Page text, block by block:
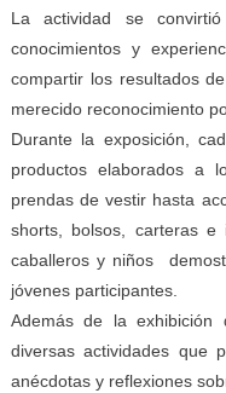
La actividad se
conocimientos y
compartir los resultados
merecido reconocimiento
Durante la exposición,
productos elaborados a
prendas de vestir hasta
shorts, bolsos, carteras e
caballeros y niños
jóvenes participantes.
Además de la
diversas actividades que
anécdotas y reflexiones